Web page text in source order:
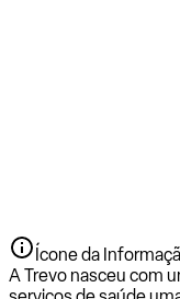
Ícone da
A Trevo nasceu com